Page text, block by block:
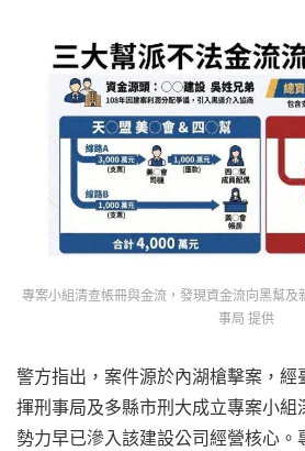
專案小組清查帳冊與金流，發現資金流向黑幫及
事局 提供
警方指出，案件源於內湖槍擊案，經
揮刑事局及多縣市刑大成立專案小組
勢力早已滲入該建設公司經營核心。